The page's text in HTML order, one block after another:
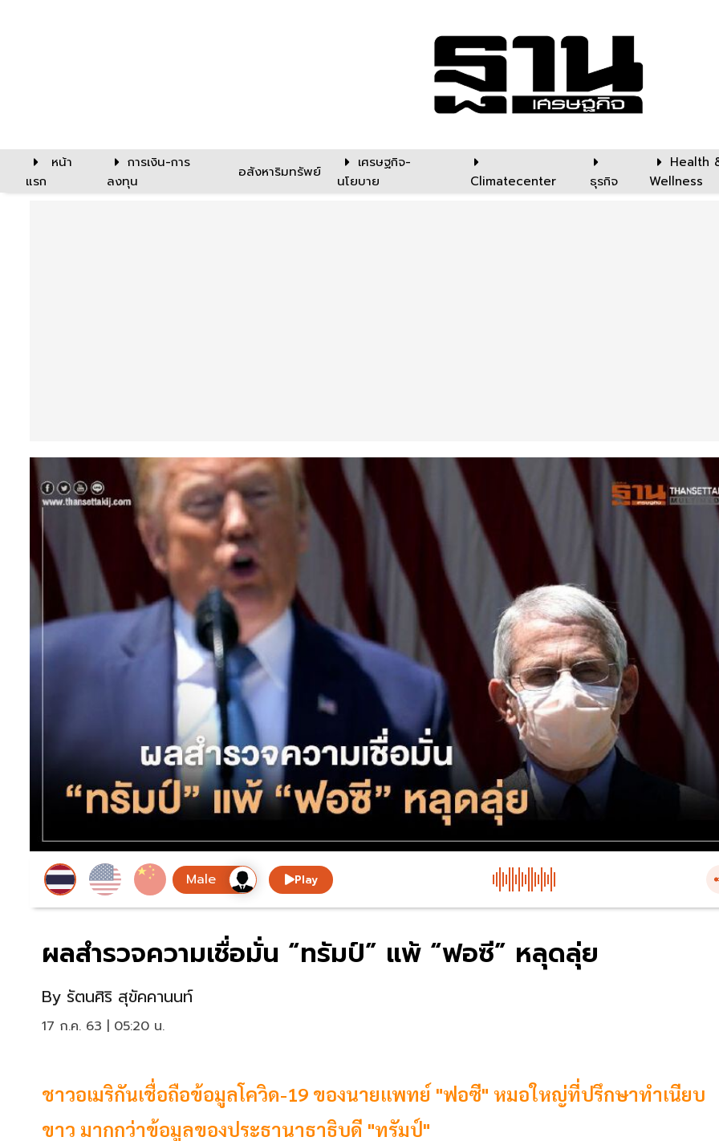
หน้า
แรก
การเงิน-การ
ลงทุน
อสังหาริมทรัพย์
เศรษฐกิจ-
นโยบาย
Climatecenter ธุรกิจ
Health
Wellness
Play
ผลสำรวจความเชื่อมั่น “ทรัมป์” แพ้ “ฟอซี” หลุดลุ่ย
By รัตนศิริ สุขัคคานนท์
17 ก.ค. 63 | 05:20 น.
ชาวอเมริกันเชื่อถือข้อมูลโควิด-19 ของนายแพทย์ "ฟอซี" หมอใหญ่ที่ปรึกษาทำเนียบ
ขาว มากกว่าข้อมูลของประธานาธาธิบดี "ทรัมป์"